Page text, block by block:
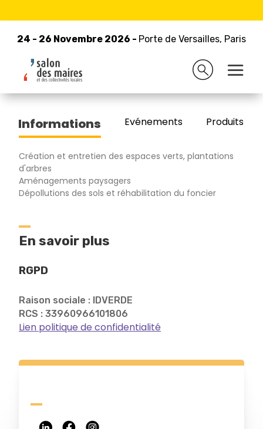
24 - 26 Novembre 2026 - Porte de Versailles, Paris
24 - 26 Novembre 2026 - Porte de Versailles, Paris
Retour à la liste des exposants
IDVERDE
Informations Evénements Produits/
Création et entretien des espaces verts, plantations
d'arbres
Aménagements paysagers
Dépollutions des sols et réhabilitation du foncier
En savoir plus
RGPD
Raison sociale : IDVERDE
RCS : 33960966101806
Lien politique de confidentialité